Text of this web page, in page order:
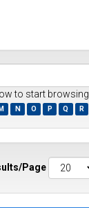
to start browsing
M N O P Q R
Page